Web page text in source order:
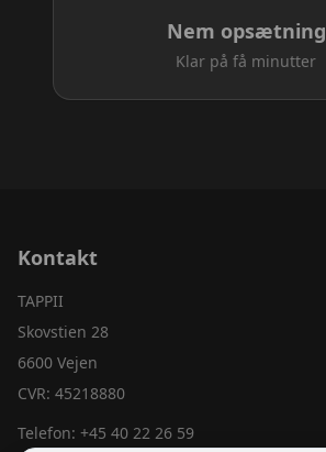
Nem opsætning
Klar på få minutter
Kontakt
TAPPII
Skovstien 28
6600 Vejen
CVR: 45218880
Telefon: +45 40 22 26 59